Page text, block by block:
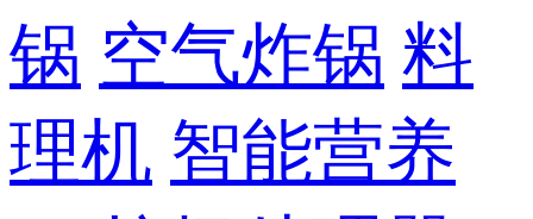
锅 空气炸锅 料
理机 智能营养